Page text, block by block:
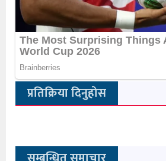
प्रतिक्रिया दिनुहोस